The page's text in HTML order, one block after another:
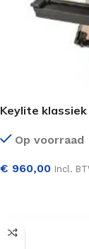
Keylite klassiek
Op voorraad
€ 960,00 Incl.